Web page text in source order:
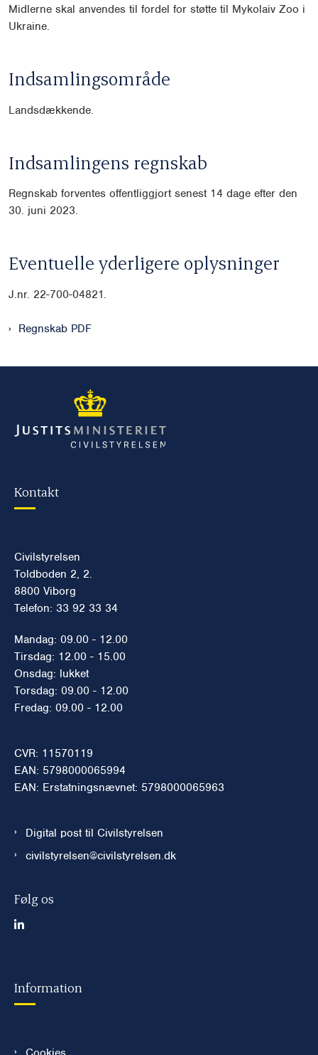
Midlerne skal anvendes til fordel for støtte til Mykolaiv Zoo i
Ukraine.
Indsamlingsområde
Landsdækkende.
Indsamlingens regnskab
Regnskab forventes offentliggjort senest 14 dage efter den
30. juni 2023.
Eventuelle yderligere oplysninger
J.nr. 22-700-04821.
Regnskab PDF
Kontakt
Civilstyrelsen
Toldboden 2, 2.
8800 Viborg
Telefon: 33 92 33 34
Mandag: 09.00 - 12.00
Tirsdag: 12.00 - 15.00
Onsdag: lukket
Torsdag: 09.00 - 12.00
Fredag: 09.00 - 12.00
CVR: 11570119
EAN: 5798000065994
EAN: Erstatningsnævnet: 5798000065963
Digital post til Civilstyrelsen
civilstyrelsen@civilstyrelsen.dk
Følg os
Information